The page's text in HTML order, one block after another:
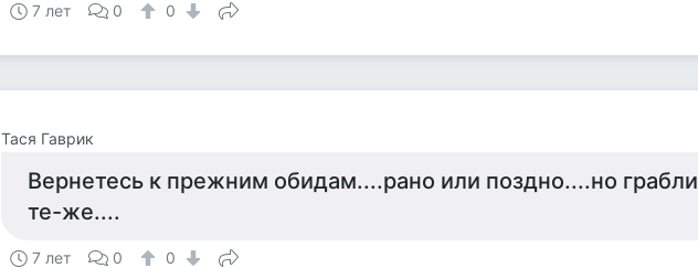
7 лет 0 0
Тася Гаврик
Вернетесь к прежним обидам....рано или поздно....но грабли
те-же....
7 лет 0 0